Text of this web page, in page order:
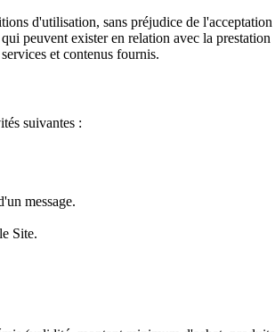
d'utilisation, sans préjudice de l'acceptation
peuvent exister en relation avec la prestation
et contenus fournis.
suivantes :
message.
Site.